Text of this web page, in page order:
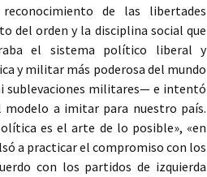
de las libertades
del orden y la disciplina social que
el sistema político liberal y
y militar más poderosa del mundo
sublevaciones militares— e intentó
a imitar para nuestro país.
es el arte de lo posible», «en
a practicar el compromiso con los
con los partidos de izquierda